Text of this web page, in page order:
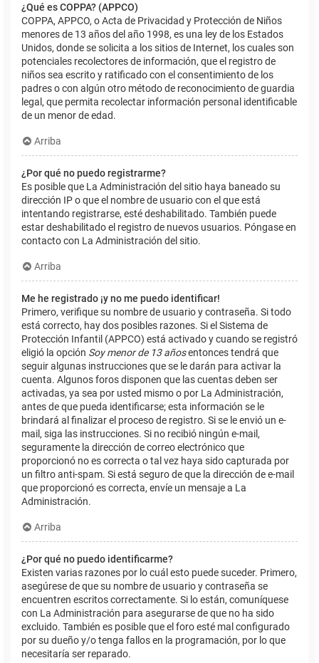
¿Qué es COPPA? (APPCO)
COPPA, APPCO, o Acta de Privacidad y Protección de Niños
menores de 13 años del año 1998, es una ley de los Estados
Unidos, donde se solicita a los sitios de Internet, los cuales son
potenciales recolectores de información, que el registro de
niños sea escrito y ratificado con el consentimiento de los
padres o con algún otro método de reconocimiento de guardia
legal, que permita recolectar información personal identificable
de un menor de edad.
Arriba
¿Por qué no puedo registrarme?
Es posible que La Administración del sitio haya baneado su
dirección IP o que el nombre de usuario con el que está
intentando registrarse, esté deshabilitado. También puede
estar deshabilitado el registro de nuevos usuarios. Póngase en
contacto con La Administración del sitio.
Arriba
Me he registrado ¡y no me puedo identificar!
Primero, verifique su nombre de usuario y contraseña. Si todo
está correcto, hay dos posibles razones. Si el Sistema de
Protección Infantil (APPCO) está activado y cuando se registró
eligió la opción Soy menor de 13 añosentonces tendrá que
seguir algunas instrucciones que se le darán para activar la
cuenta. Algunos foros disponen que las cuentas deben ser
activadas, ya sea por usted mismo o por La Administración,
antes de que pueda identificarse; esta información se le
brindará al finalizar el proceso de registro. Si se le envió un e-
mail, siga las instrucciones. Si no recibió ningún e-mail,
seguramente la dirección de correo electrónico que
proporcionó no es correcta o tal vez haya sido capturada por
un filtro anti-spam. Si está seguro de que la dirección de e-mail
que proporcionó es correcta, envíe un mensaje a La
Administración.
Arriba
¿Por qué no puedo identificarme?
Existen varias razones por lo cuál esto puede suceder. Primero,
asegúrese de que su nombre de usuario y contraseña se
encuentren escritos correctamente. Si lo están, comuníquese
con La Administración para asegurarse de que no ha sido
excluido. También es posible que el foro esté mal configurado
por su dueño y/o tenga fallos en la programación, por lo que
necesitaría ser reparado.